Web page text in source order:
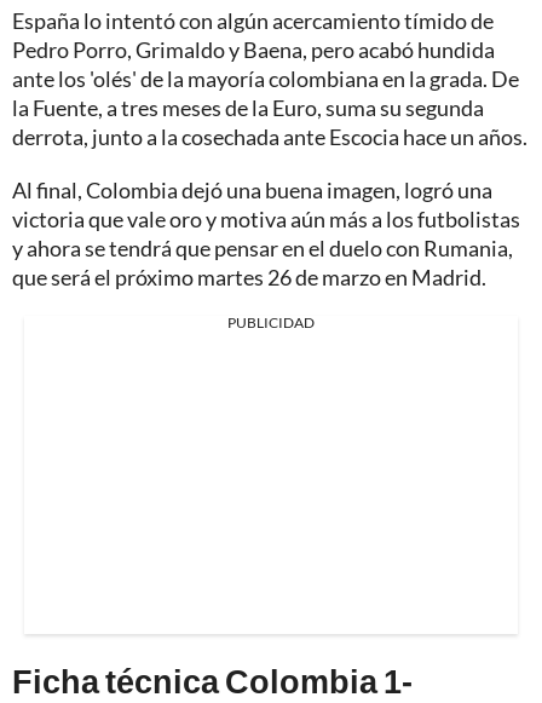
España lo intentó con algún acercamiento tímido de
Pedro Porro, Grimaldo y Baena, pero acabó hundida
ante los 'olés' de la mayoría colombiana en la grada. De
la Fuente, a tres meses de la Euro, suma su segunda
derrota, junto a la cosechada ante Escocia hace un años.
Al final, Colombia dejó una buena imagen, logró una
victoria que vale oro y motiva aún más a los futbolistas
y ahora se tendrá que pensar en el duelo con Rumania,
que será el próximo martes 26 de marzo en Madrid.
PUBLICIDAD
Ficha técnica Colombia 1-